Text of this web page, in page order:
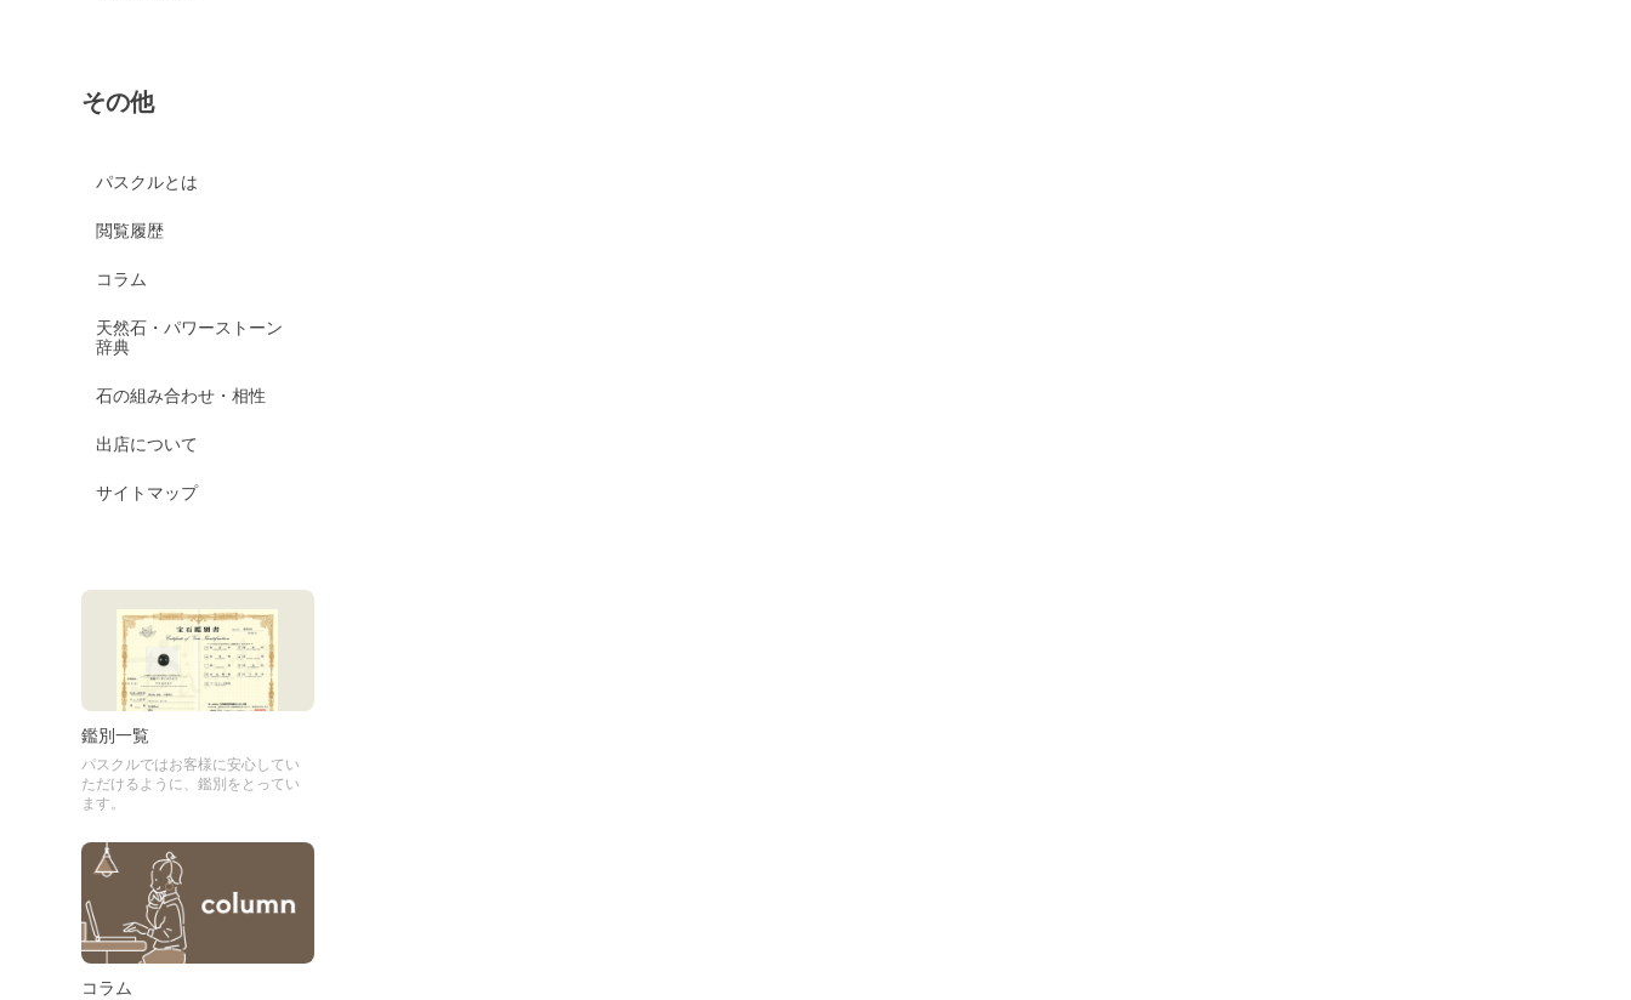
その他
パスクルとは
閲覧履歴
コラム
天然石・パワーストーン
辞典
石の組み合わせ・相性
出店について
サイトマップ
鑑別一覧
パスクルではお客様に安心してい
ただけるように、鑑別をとってい
ます。
コラム